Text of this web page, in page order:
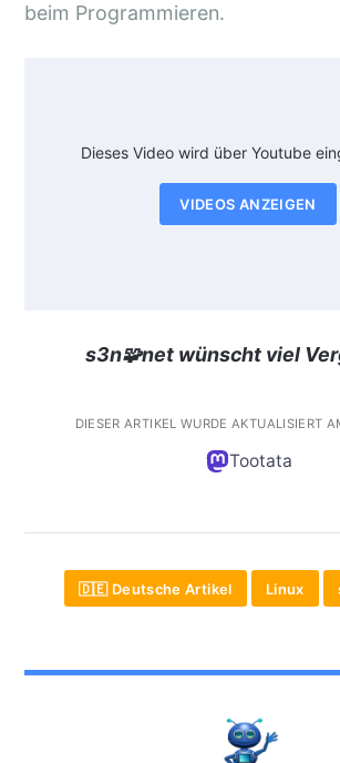
beim Programmieren.
Dieses Video wird über Youtube
VIDEOS ANZEIGEN
s3n🧩net wünscht viel
DIESER ARTIKEL WURDE AKTUALISIERT
Tootata
🇩🇪 Deutsche Artikel Linux